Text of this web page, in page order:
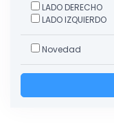
LADO DERECHO
LADO IZQUIERDO
Novedad